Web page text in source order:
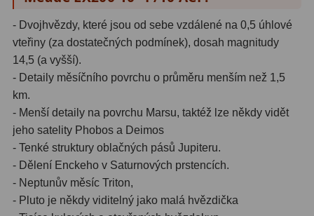
- Dvojhvězdy, které jsou od sebe vzdálené na 0,5 úhlové
vteřiny (za dostatečných podmínek), dosah magnitudy
14,5 (a vyšší).
- Detaily měsíčního povrchu o průměru menším než 1,5
km.
- Menší detaily na povrchu Marsu, taktéž lze někdy vidět
jeho satelity Phobos a Deimos
- Tenké struktury oblačných pásů Jupiteru.
- Dělení Enckeho v Saturnových prstencích.
- Neptunův měsíc Triton,
- Pluto je někdy viditelný jako malá hvězdička